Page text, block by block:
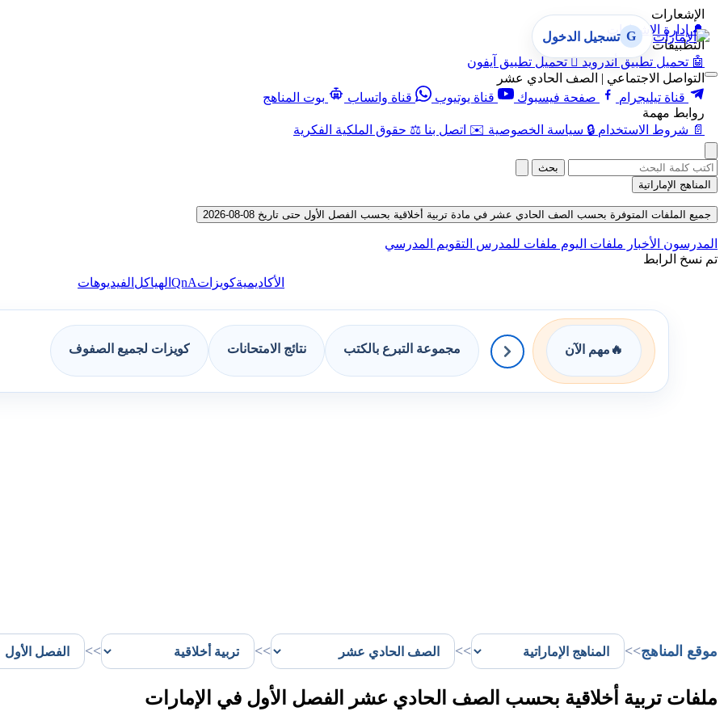
الإشعارات
🔔 إدارة الإشعارات
التطبيقات
🤖 تحميل تطبيق أندرويد  تحميل تطبيق آيفون
التواصل الاجتماعي | الصف الحادي عشر
قناة تيليجرام
صفحة فيسبوك قناة يوتيوب قناة واتساب
بوت المناهج
روابط مهمة
📄 شروط الاستخدام 🔒 سياسة الخصوصية ✉️ اتصل بنا ⚖️ حقوق الملكية الفكرية
G تسجيل الدخول
بحث
المناهج الإماراتية
جميع الملفات المتوفرة بحسب الصف الحادي عشر في مادة تربية أخلاقية بحسب الفصل الأول حتى تاريخ 08-08-2026
المدرسون الأخبار ملفات اليوم ملفات للمدرس التقويم المدرسي
تم نسخ الرابط
الأكاديميةكويزاتQnA الهياكل الفيديوهات
🔥 مهم الآن مجموعة التبرع بالكتب نتائج الامتحانات كويزات لجميع الصفوف
موقع المناهج>>
>>
>>
>>
ملفات تربية أخلاقية بحسب الصف الحادي عشر الفصل الأول في الإمارات